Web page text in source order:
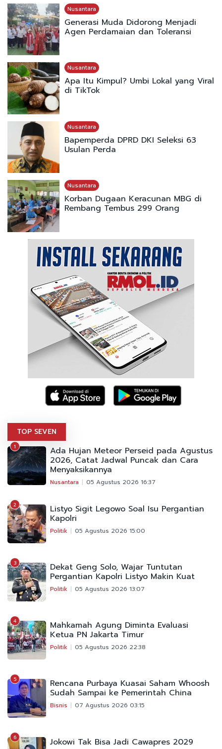
Nusantara
Generasi Muda Didorong Menjadi
Agen Perdamaian dan Toleransi
Nusantara
Apa Itu Kimpul? Umbi Lokal yang Viral
di TikTok
Nusantara
Bapemperda DPRD DKI Seleksi 63
Usulan Perda
Nusantara
Korban Dugaan Keracunan MBG di
Rembang Tembus 299 Orang
TOP SEVEN
1 Ada Hujan Meteor Perseid pada Agustus
2026, Catat Jadwal Puncak dan Cara
Menyaksikannya
Nusantara 05 Agustus 2026 16:37
2 Listyo Sigit Legowo Soal Isu Pergantian
Kapolri
Politik 05 Agustus 2026 15:00
3 Dekat Geng Solo, Wajar Tuntutan
Pergantian Kapolri Listyo Makin Kuat
Politik 05 Agustus 2026 13:07
4 Mahkamah Agung Diminta Evaluasi
Ketua PN Jakarta Timur
Politik 05 Agustus 2026 22:38
5 Rencana Purbaya Kuasai Saham Whoosh
Sudah Sampai ke Pemerintah China
Bisnis 07 Agustus 2026 03:15
6 Jokowi Tak Bisa Jadi Cawapres 2029